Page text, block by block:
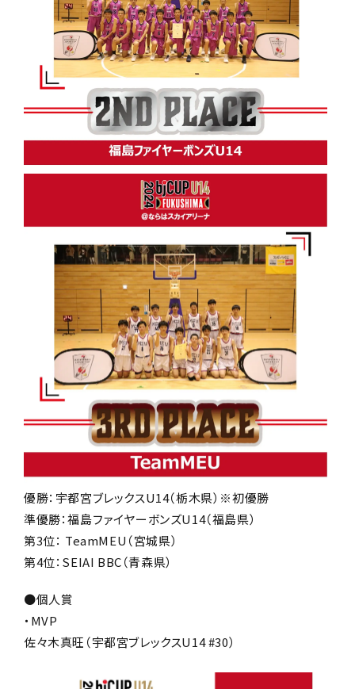
優勝：宇都宮ブレックスU14（栃木県）※初優勝
準優勝：福島ファイヤーボンズU14（福島県）
第3位： TeamMEU（宮城県）
第4位：SEIAI BBC（青森県）
●個人賞
・MVP
佐々木真旺（宇都宮ブレックスU14 #30）